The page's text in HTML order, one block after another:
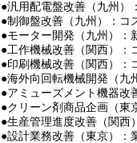
●汎用配電盤改善（九州）
●制御盤改善（九州）：コ
●モーター開発（九州）：
●工作機械改善（関西）：
●印刷機械改善（関西）：
●海外向回転機械開発（九
●アミューズメント機器改
●クリーン剤商品企画（東
●生産管理進度改善（関西
●設計業務改善（東京）：